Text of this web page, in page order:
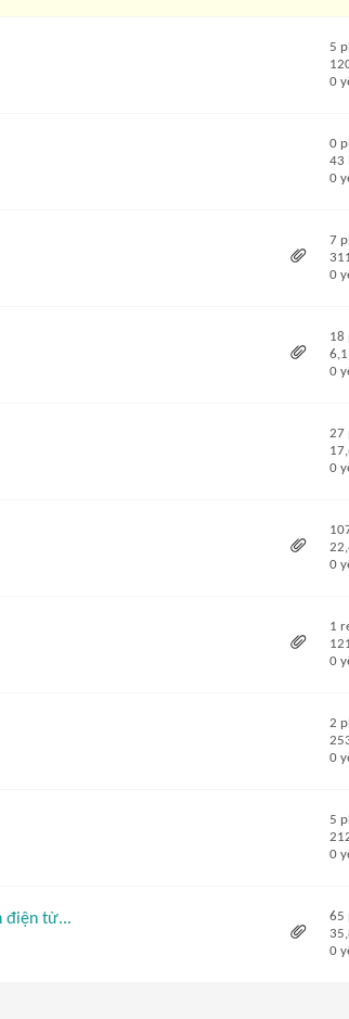
5
0
0
43
0
7
0
18
0
27
0
0
1
0
2
0
5
0
điện từ...
65
0